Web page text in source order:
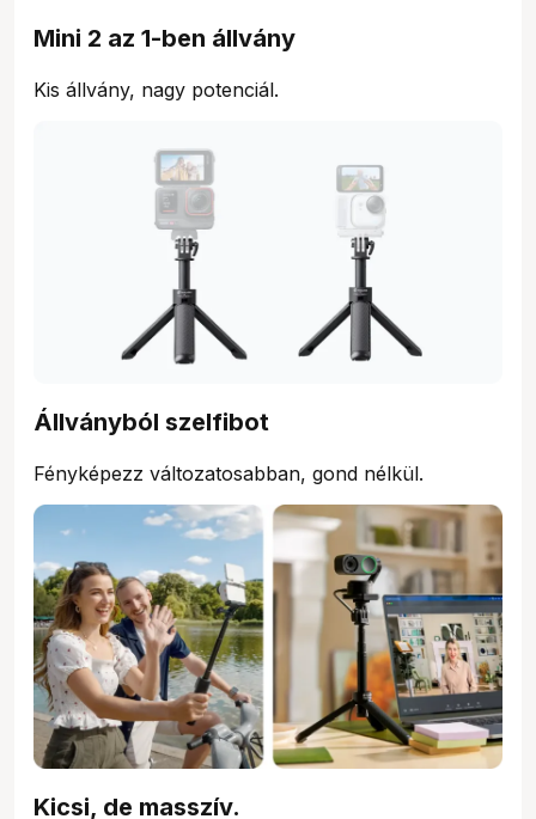
Mini 2 az 1-ben állvány
Kis állvány, nagy potenciál.
Állványból szelfibot
Fényképezz változatosabban, gond nélkül.
Kicsi, de masszív.